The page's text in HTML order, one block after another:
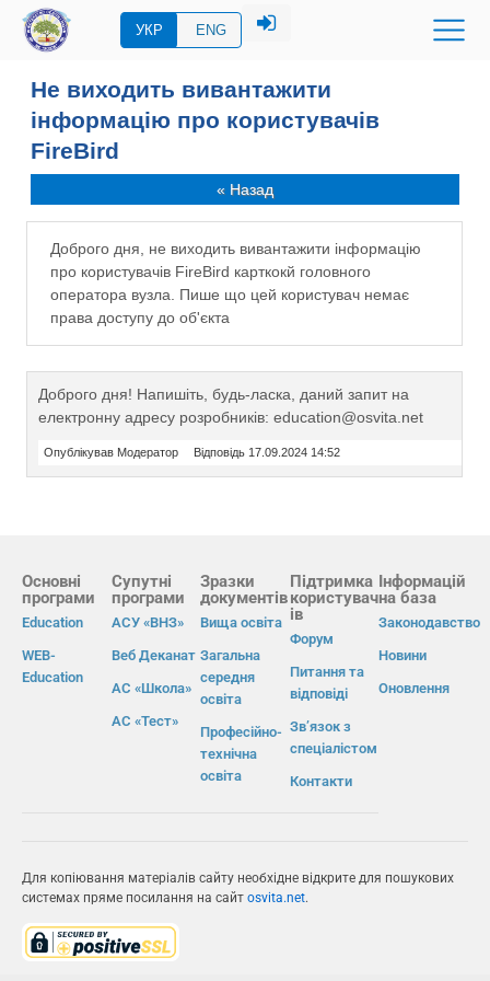
УКР ENG
Не виходить вивантажити
інформацію про користувачів
FireBird
« Назад
Доброго дня, не виходить вивантажити інформацію
про користувачів FireBird карткокй головного
оператора вузла. Пише що цей користувач немає
права доступу до об'єкта
Доброго дня! Напишіть, будь-ласка, даний запит на
електронну адресу розробників: education@osvita.net
Опублікував Модератор Відповідь 17.09.2024 14:52
Основні
програми
Education
WEB-
Education
Супутні
програми
АСУ «ВНЗ»
Веб Деканат
АС «Школа»
АС «Тест»
Зразки
документів
Вища освіта
Загальна
середня
освіта
Професійно-
технічна
освіта
Підтримка
користувач
ів
Форум
Питання та
відповіді
Зв’язок з
спеціалістом
Контакти
Інформацій
на база
Законодавство
Новини
Оновлення
Для копіювання матеріалів сайту необхідне відкрите для пошукових
системах пряме посилання на сайт osvita.net.